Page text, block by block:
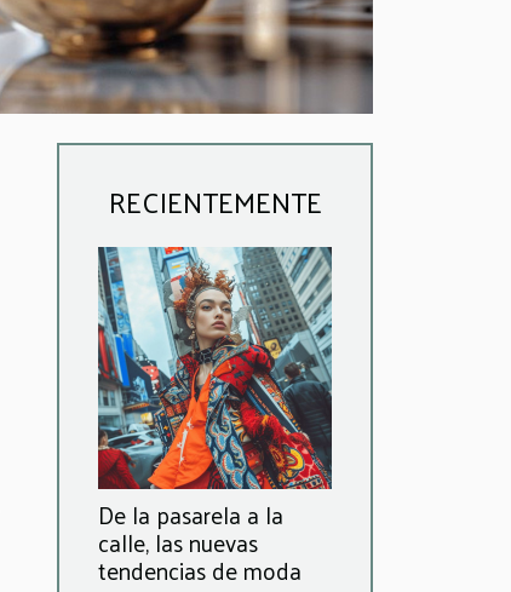
RECIENTEMENTE
De la pasarela a la
calle, las nuevas
tendencias de moda